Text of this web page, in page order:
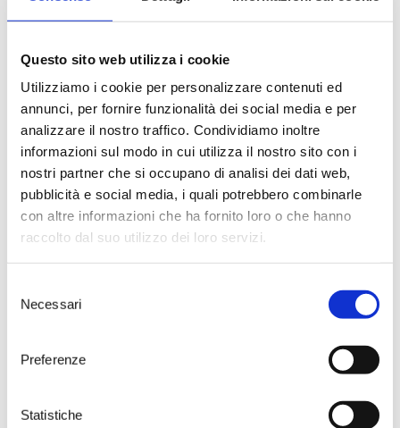
Questo sito web utilizza i cookie
Utilizziamo i cookie per personalizzare contenuti ed
annunci, per fornire funzionalità dei social media e per
analizzare il nostro traffico. Condividiamo inoltre
informazioni sul modo in cui utilizza il nostro sito con i
nostri partner che si occupano di analisi dei dati web,
pubblicità e social media, i quali potrebbero combinarle
con altre informazioni che ha fornito loro o che hanno
raccolto dal suo utilizzo dei loro servizi.
delNecessari
Preferenze
Statistiche
Stoney medium consistency
Spurred cordon
Harvest
Manual, first week of September
Vinification
Fermentation
Between 16-18°C in steel tanks
Malolactic Fermentation
5-6 months in steel tanks; 3 months in the
bottle
Food pairings
accompaniment to tasty lobster tagliolini,